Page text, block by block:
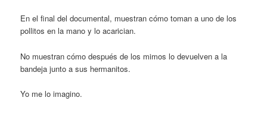
En el final del documental, muestran cómo toman a uno de los
pollitos en la mano y lo acarician.
No muestran cómo después de los mimos lo devuelven a la
bandeja junto a sus hermanitos.
Yo me lo imagino.